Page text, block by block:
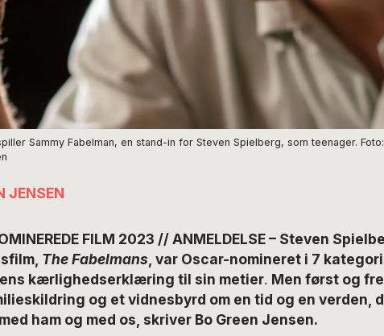
Sammy Fabelman, en stand-in for Steven Spielberg, som teenager.
JENSEN
FILM 2023 // ANMELDELSE – Steven
The Fabelmans , var Oscar-nomineret i 7
kærlighedserklæring til sin metier. Men først og
og et vidnesbyrd om en tid og en verden,
ham og med os, skriver Bo Green Jensen.